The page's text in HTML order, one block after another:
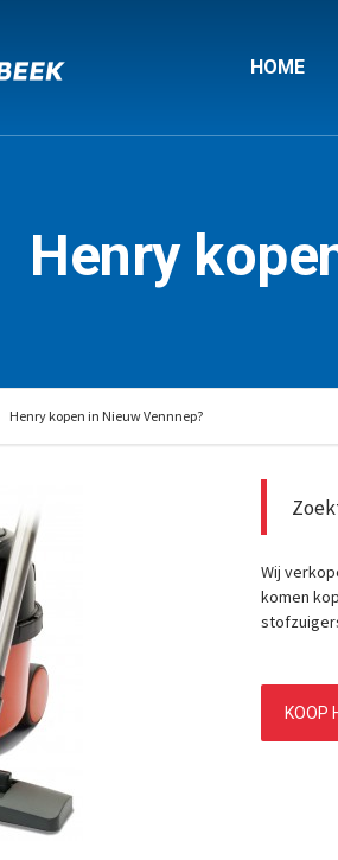
HOME
Henry
Henry kopen in Nieuw Vennnep?
Wij
komen
KOOP